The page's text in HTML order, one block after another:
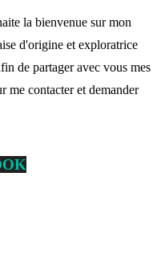
la bienvenue sur mon
d'origine et exploratrice
de partager avec vous mes
me contacter et demander